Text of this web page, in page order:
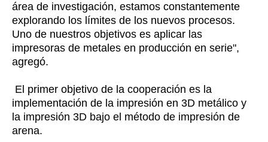
área de investigación, estamos constantemente
explorando los límites de los nuevos procesos.
Uno de nuestros objetivos es aplicar las
impresoras de metales en producción en serie",
agregó.
El primer objetivo de la cooperación es la
implementación de la impresión en 3D metálico y
la impresión 3D bajo el método de impresión de
arena.